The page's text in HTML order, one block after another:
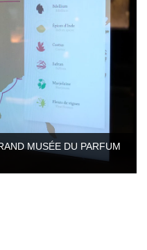
MUSÉE DU PARFUM